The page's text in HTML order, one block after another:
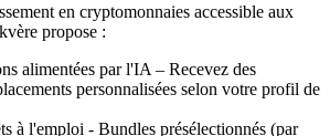
en cryptomonnaies accessible aux
propose :
alimentées par l'IA – Recevez des
personnalisées selon votre profil de
à l'emploi - Bundles présélectionnés (par